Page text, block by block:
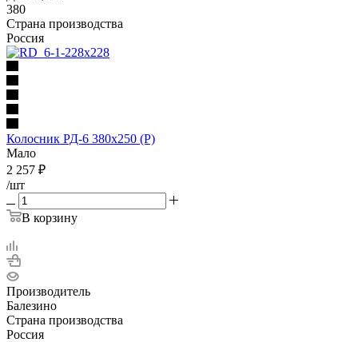
380
Страна производства
Россия
Колосник РД-6 380х250 (Р)
Мало
2 257 ₽
/шт
В корзину
Производитель
Балезино
Страна производства
Россия